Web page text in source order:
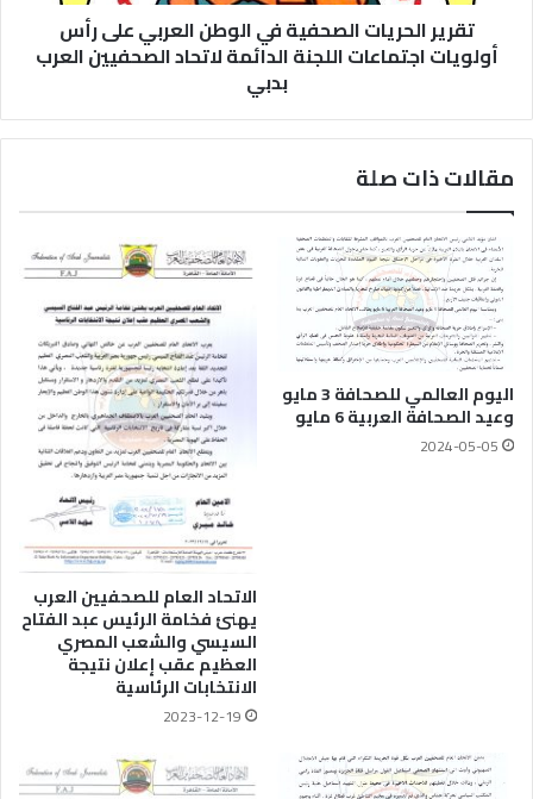
تقرير الحريات الصحفية في الوطن العربي على رأس
أولويات اجتماعات اللجنة الدائمة لاتحاد الصحفيين العرب
بدبي
مقالات ذات صلة
اليوم العالمي للصحافة 3 مايو
وعيد الصحافة العربية 6 مايو
2024-05-05
الاتحاد العام للصحفيين العرب
يهنئ فخامة الرئيس عبد الفتاح
السيسي والشعب المصري
العظيم عقب إعلان نتيجة
الانتخابات الرئاسية
2023-12-19